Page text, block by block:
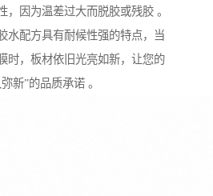
，因为温差过大而脱胶或残胶 。
水配方具有耐候性强的特点，当
时，板材依旧光亮如新，让您的
新”的品质承诺 。